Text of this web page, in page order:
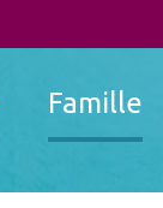
Famille